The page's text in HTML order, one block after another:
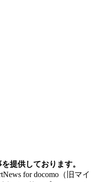
提供しております。
for docomo（旧マイ